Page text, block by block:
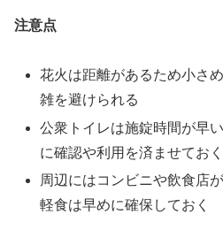
注意点
花火は距離があるため小さ
雑を避けられる
公衆トイレは施錠時間が早
に確認や利用を済ませてお
周辺にはコンビニや飲食店
軽食は早めに確保しておく